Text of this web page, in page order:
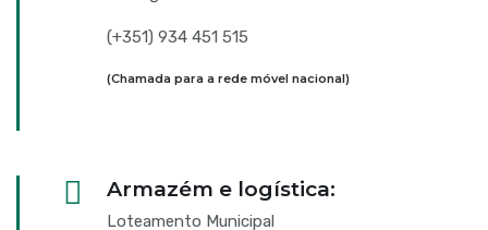
(+351) 934 451 515
(Chamada para a rede móvel nacional)
Armazém e logística:
Loteamento Municipal